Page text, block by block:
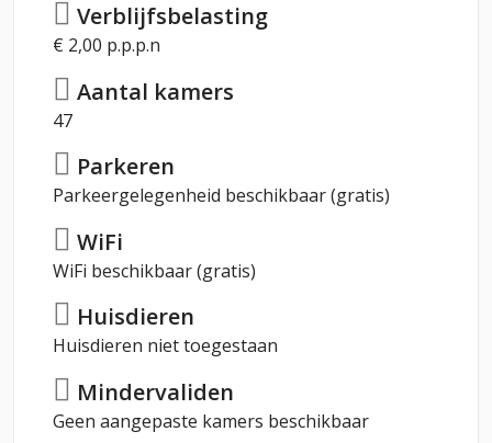
Verblijfsbelasting
€ 2,00 p.p.p.n
Aantal kamers
47
Parkeren
Parkeergelegenheid beschikbaar (gratis)
WiFi
WiFi beschikbaar (gratis)
Huisdieren
Huisdieren niet toegestaan
Mindervaliden
Geen aangepaste kamers beschikbaar